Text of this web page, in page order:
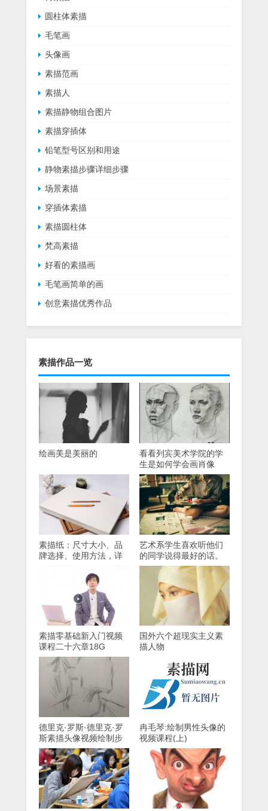
圆柱体素描
毛笔画
头像画
素描范画
素描人
素描静物组合图片
素描穿插体
铅笔型号区别和用途
静物素描步骤详细步骤
场景素描
穿插体素描
素描圆柱体
梵高素描
好看的素描画
毛笔画简单的画
创意素描优秀作品
素描作品一览
绘画美是美丽的
看看列宾美术学院的学
生是如何学会画肖像
的。
素描纸：尺寸大小、品
牌选择、使用方法，详
艺术系学生喜欢听他们
的同学说得最好的话。
素描零基础新入门视频
课程二十六章18G
国外六个超现实主义素
描人物
德里克·罗斯·德里克·罗
斯素描头像视频绘制步
骤
冉毛琴:绘制男性头像的
视频课程(上)